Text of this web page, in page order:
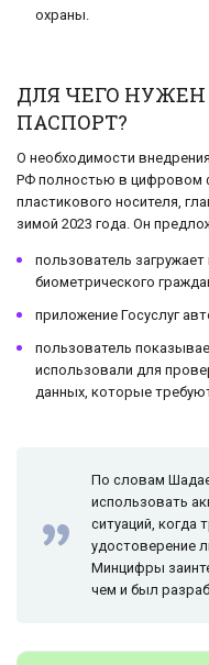
охраны.
ДЛЯ ЧЕГО
ПАСПОРТ?
О необходимости
РФ полностью в цифровом
пластикового носителя,
зимой 2023 года. Он
пользователь
биометрического
приложение Госуслуг
пользователь
использовали для
данных, которые
По словам
использовать
ситуаций, когда
удостоверение
Минцифры
чем и был